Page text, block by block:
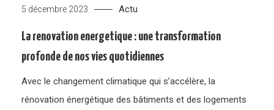
5 décembre 2023 Actu
La renovation energetique : une transformation
profonde de nos vies quotidiennes
Avec le changement climatique qui s’accélère, la
rénovation énergétique des bâtiments et des logements